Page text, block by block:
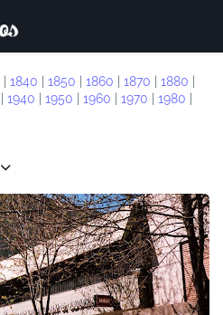
1840 1850 1860 1870 1880
1940 1950 1960 1970 1980